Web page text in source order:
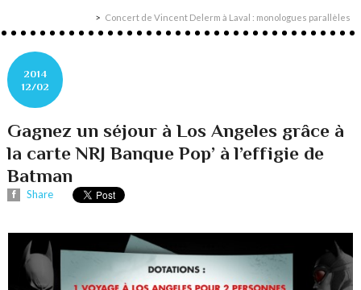
Concert de Vincent Delerm à Laval : monologues parallèles
2014
12/02
Gagnez un séjour à Los Angeles grâce à
la carte NRJ Banque Pop’ à l’effigie de
Batman
Share